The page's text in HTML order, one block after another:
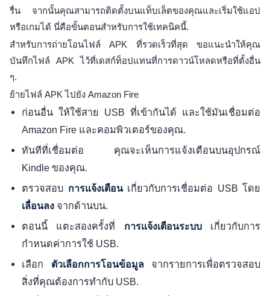
รื่น จากนั้นคุณสามารถติดตั้งบนแท็บเล็ตของคุณและเริ่มใช้แอป
หรือเกมได้ นี่คือขั้นตอนสำหรับการใช้เทคนิคนี้.
สำหรับการถ่ายโอนไฟล์ APK ที่รวดเร็วที่สุด ขอแนะนำให้คุณ
บันทึกไฟล์ APK ไว้ที่เดสก์ท็อปแทนที่การดาวน์โหลดหรือที่ตั้งอื่น
ๆ.
ย้ายไฟล์ APK ไปยัง Amazon Fire
ก่อนอื่น ให้ใช้สาย USB ที่เข้ากันได้ และใช้มันเชื่อมต่อ
Amazon Fire และคอมพิวเตอร์ของคุณ.
ทันทีที่เชื่อมต่อ คุณจะเห็นการแจ้งเตือนบนอุปกรณ์
Kindle ของคุณ.
ตรวจสอบ การแจ้งเตือนเกี่ยวกับการเชื่อมต่อ USB โดย
เลื่อนลง จากด้านบน.
ตอนนี้ แตะสองครั้งที่
การแจ้งเตือนระบบเกี่ยวกับการ
กำหนดค่าการใช้ USB.
เลือก
ตัวเลือกการโอนข้อมูลจากรายการเพื่อตรวจสอบ
สิ่งที่คุณต้องการทำกับ USB.